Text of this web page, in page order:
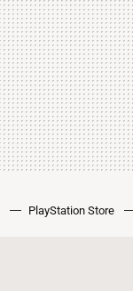
PlayStation Store